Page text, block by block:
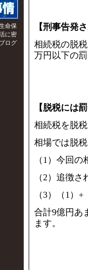
【刑事告発
相続税の脱
万円以下の
【脱税には
相続税を脱
相場では脱
（1）今回
（2）追徴
（3）（1）
合計9億円あ
ます。
命保
に密
ログ